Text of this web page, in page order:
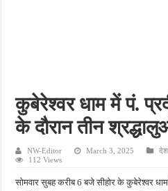
खेत में काम करते समय सर्पदंश का शिकार हुआ
कुबेरेश्वर धाम में पं.
के दौरान तीन
NW-Editor March 3, 2025 देश
112 Views
सोमवार सुबह करीब 6 बजे सीहोर के कुबेरेश्वर